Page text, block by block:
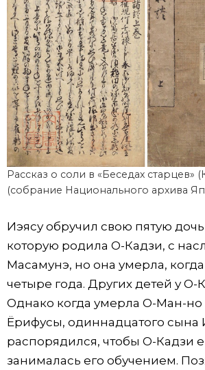
Рассказ о соли в «Беседах старцев»
(собрание Национального архива
Иэясу обручил свою пятую
которую родила О-Кадзи, с
Масамунэ, но она умерла,
четыре года. Других детей у О-
Однако когда умерла О-Ман-но
Ёрифусы, одиннадцатого сына
распорядился, чтобы О-Кадзи
занималась его обучением.